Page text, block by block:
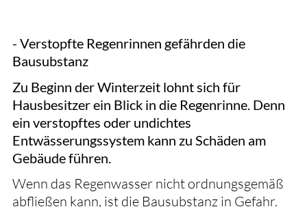
- Verstopfte Regenrinnen gefährden die
Bausubstanz
Zu Beginn der Winterzeit lohnt sich für
Hausbesitzer ein Blick in die Regenrinne. Denn
ein verstopftes oder undichtes
Entwässerungssystem kann zu Schäden am
Gebäude führen.
Wenn das Regenwasser nicht ordnungsgemäß
abfließen kann, ist die Bausubstanz in Gefahr.